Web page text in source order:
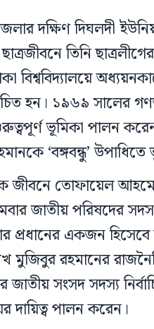
দক্ষিণ দিঘলদী
তিনি
বিশ্ববিদ্যালয়ে
হন। ১৯৬৯ সালের
ভূমিকা পালন
‘বঙ্গবন্ধু’
জীবনে তোফায়েল
জাতীয় পরিষদের
প্রধানের একজন
মুজিবুর রহমানের
জাতীয় সংসদ সদস্য
দায়িত্ব পালন করেন।